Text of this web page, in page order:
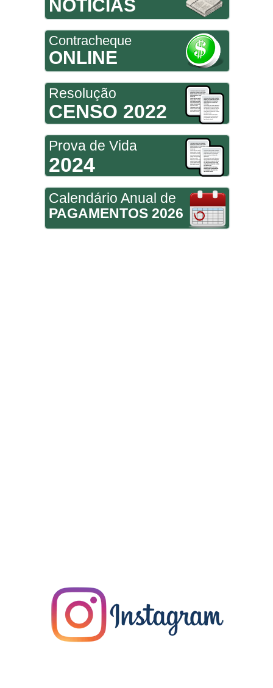
NOTÍCIAS
Contracheque
ONLINE
Resolução
CENSO 2022
Prova de Vida
2024
Calendário Anual de
PAGAMENTOS 2026